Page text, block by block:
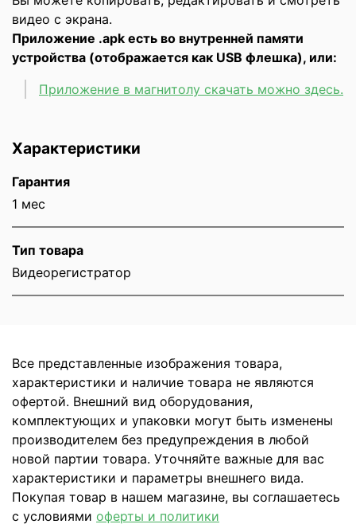
видео с экрана.
Приложение .apk есть во внутренней памяти
устройства (отображается как USB флешка), или:
Приложение в магнитолу скачать можно здесь.
Характеристики
Гарантия
1 мес
Тип товара
Видеорегистратор
Все представленные изображения товара,
характеристики и наличие товара не являются
офертой. Внешний вид оборудования,
комплектующих и упаковки могут быть изменены
производителем без предупреждения в любой
новой партии товара. Уточняйте важные для вас
характеристики и параметры внешнего вида.
Покупая товар в нашем магазине, вы соглашаетесь
с условиями оферты и политики